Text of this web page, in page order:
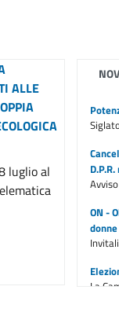
il
ha
dal
2031 e
ON -
donne
La